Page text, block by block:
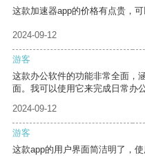
这款加速器app的价格有点贵，
2024-09-12
游客
这款办公软件的功能非常全面，
面。我可以使用它来完成日常办
2024-09-12
游客
这款app的用户界面简洁明了，